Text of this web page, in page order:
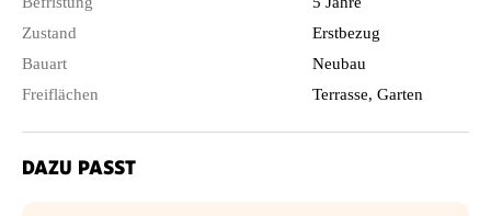
Zustand
Erstbezug
Bauart
Neubau
Freiflächen
Terrasse, Garten
DAZU PASST